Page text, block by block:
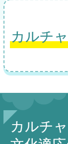
カルチ
カルチャ